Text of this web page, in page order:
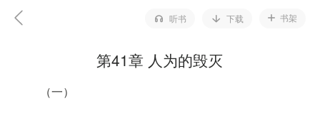
听书 下载 书架
第41章 人为的毁灭
（一）